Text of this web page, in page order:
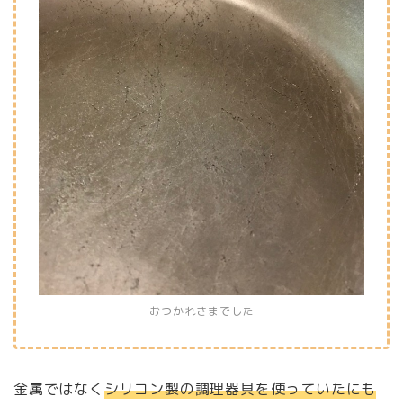
おつかれさまでした
金属ではなく シリコン製の調理器具を使っていたにも